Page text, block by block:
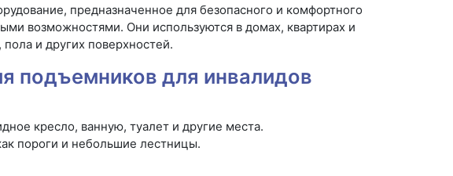
предназначенное для безопасного и комфортного
возможностями. Они используются в домах, квартирах и
и других поверхностей.
подъемников для инвалидов
кресло, ванную, туалет и другие места.
пороги и небольшие лестницы.